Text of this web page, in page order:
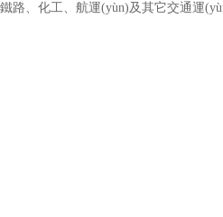
鐵路、化工、航運(yùn)及其它交通運